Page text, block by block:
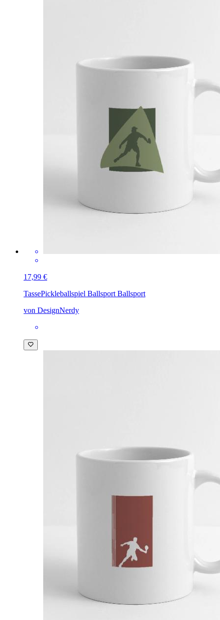
17,99 €
TassePickleballspiel Ballsport Ballsport
von DesignNerdy